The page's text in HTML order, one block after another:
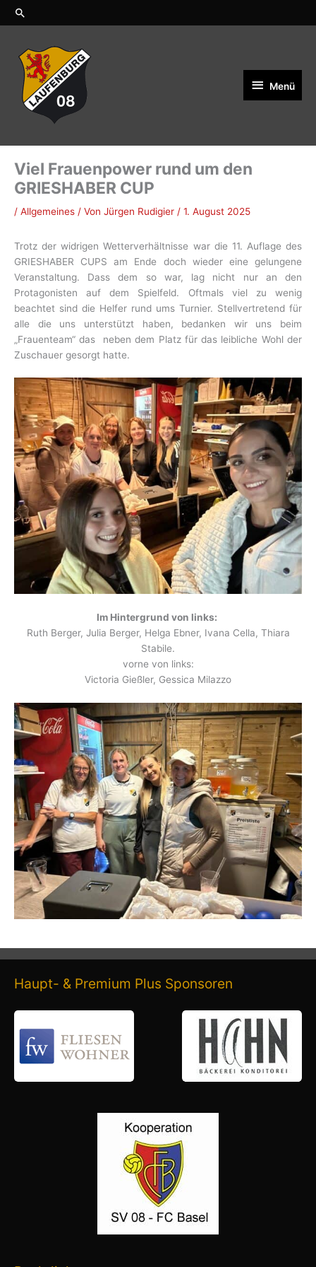
ZumSuchen
Menü
Menü
Viel Frauenpower rund um den
GRIESHABER CUP
/ Allgemeines / Von Jürgen Rudigier / 1. August 2025
Trotz der widrigen Wetterverhältnisse war die 11. Auflage des
GRIESHABER CUPS am Ende doch wieder eine gelungene
Veranstaltung. Dass dem so war, lag nicht nur an den
Protagonisten auf dem Spielfeld. Oftmals viel zu wenig
beachtet sind die Helfer rund ums Turnier. Stellvertretend für
alle die uns unterstützt haben, bedanken wir uns beim
„Frauenteam“ das neben dem Platz für das leibliche Wohl der
Zuschauer gesorgt hatte.
Im Hintergrund von links:
Ruth Berger, Julia Berger, Helga Ebner, Ivana Cella, Thiara
Stabile.
vorne von links:
Victoria Gießler, Gessica Milazzo
Haupt- & Premium Plus Sponsoren